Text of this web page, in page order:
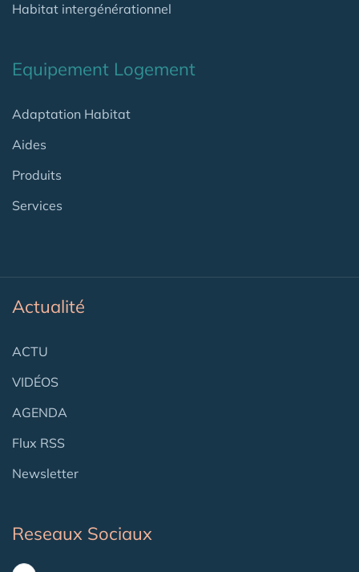
Habitat intergénérationnel
Equipement Logement
Adaptation Habitat
Aides
Produits
Services
Actualité
ACTU
VIDÉOS
AGENDA
Flux RSS
Newsletter
Reseaux Sociaux